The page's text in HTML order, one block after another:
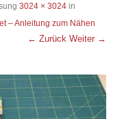
3024 × 3024 in
– Anleitung zum Nähen
← Zurück Weiter →